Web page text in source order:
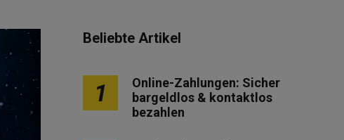
Beliebte Artikel
1
Online-Zahlungen: Sicher
bargeldlos & kontaktlos
bezahlen